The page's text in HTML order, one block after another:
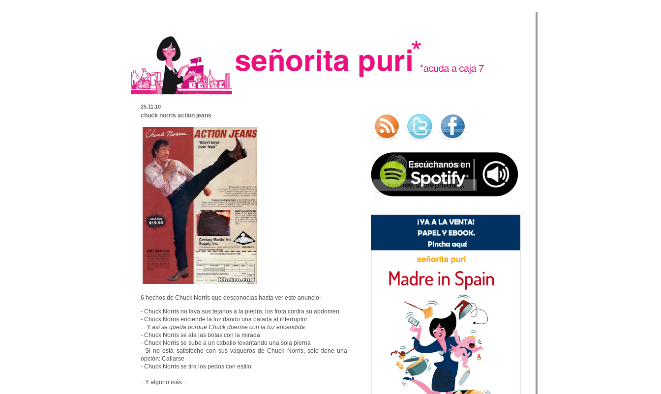
25.11.10
chuck norris action jeans
6 hechos de Chuck Norris que desconocías hasta ver este anuncio:
- Chuck Norris no lava sus tejanos a la piedra, los frota contra su abdomen
- Chuck Norris enciende la luz dando una patada al interruptor
... Y así se queda porque Chuck duerme con la luz encendida
- Chuck Norris se ata las botas con la mirada
- Chuck Norris se sube a un caballo levantando una sola pierna
- Si no está satisfecho con sus vaqueros de Chuck Norris, sólo tiene una
opción: Callarse
- Chuck Norris se tira los pedos con estilo
...Y alguno más...